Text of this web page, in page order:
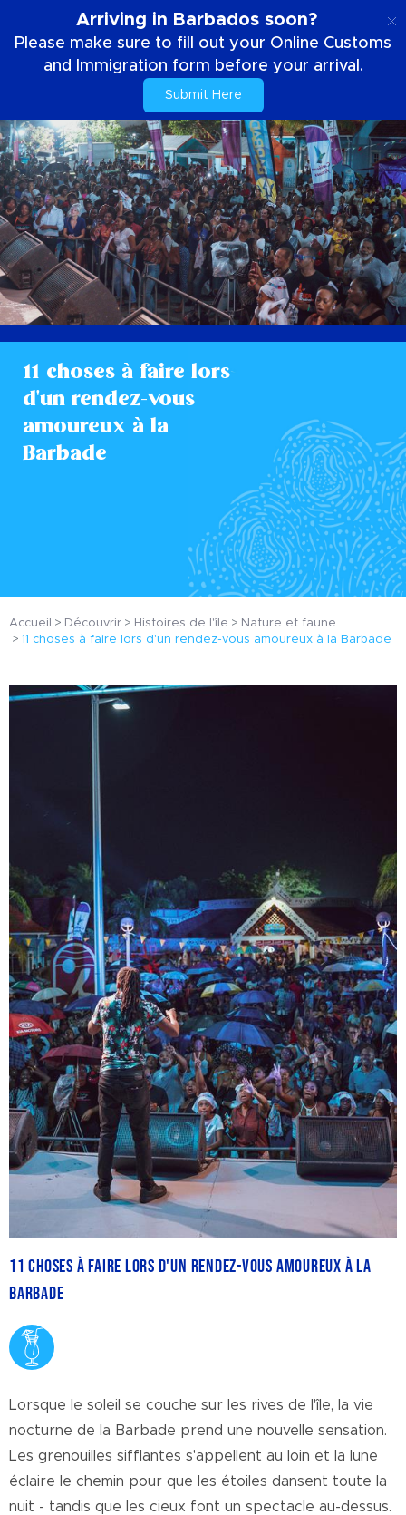
Arriving in Barbados soon?
Please make sure to fill out your Online Customs
and Immigration form before your arrival.
Submit Here
11 choses à faire lors
d'un rendez-vous
amoureux à la
Barbade
Accueil Découvrir Histoires de l'île
Nature et faune
11 choses à faire lors d'un rendez-vous amoureux à la Barbade
11 choses à faire lors d'un rendez-vous amoureux à la
Barbade
Lorsque le soleil se couche sur les rives de l'île, la vie
nocturne de la Barbade prend une nouvelle sensation.
Les grenouilles sifflantes s'appellent au loin et la lune
éclaire le chemin pour que les étoiles dansent toute la
nuit - tandis que les cieux font un spectacle au-dessus.